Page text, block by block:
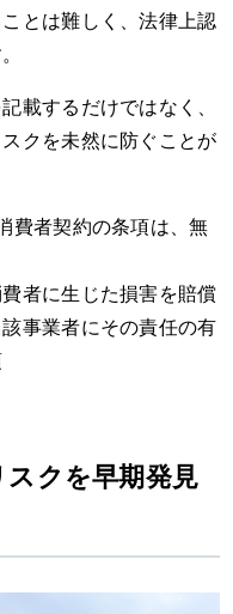
とは難しく、法律上認
載するだけではなく、
クを未然に防ぐことが
費者契約の条項は、無
者に生じた損害を賠償
事業者にその責任の有
クを早期発見